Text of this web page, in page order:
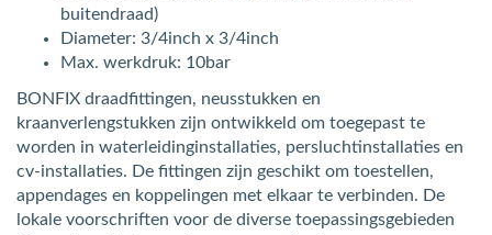
buitendraad)
Diameter: 3/4inch x 3/4inch
Max. werkdruk: 10bar
BONFIX draadfittingen, neusstukken en
kraanverlengstukken zijn ontwikkeld om toegepast te
worden in waterleidinginstallaties, persluchtinstallaties en
cv-installaties. De fittingen zijn geschikt om toestellen,
appendages en koppelingen met elkaar te verbinden. De
lokale voorschriften voor de diverse toepassingsgebieden